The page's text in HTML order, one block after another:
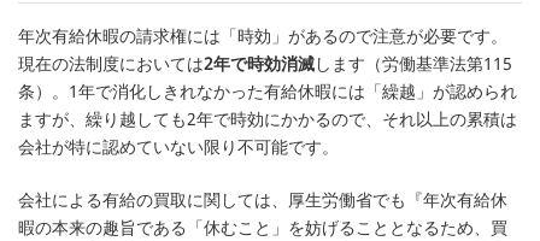
年次有給休暇の請求権には「時効」があるので注意が必要です。
現在の法制度においては2年で時効消滅します（労働基準法第115
条）。1年で消化しきれなかった有給休暇には「繰越」が認められ
ますが、繰り越しても2年で時効にかかるので、それ以上の累積は
会社が特に認めていない限り不可能です。
会社による有給の買取に関しては、厚生労働省でも『年次有給休
暇の本来の趣旨である「休むこと」を妨げることとなるため、買